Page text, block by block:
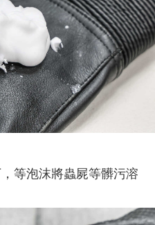
等泡沫將蟲屍等髒污溶